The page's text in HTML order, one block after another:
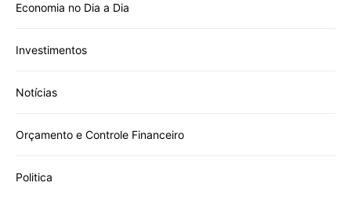
Economia no Dia a Dia
Investimentos
Notícias
Orçamento e Controle Financeiro
Politica